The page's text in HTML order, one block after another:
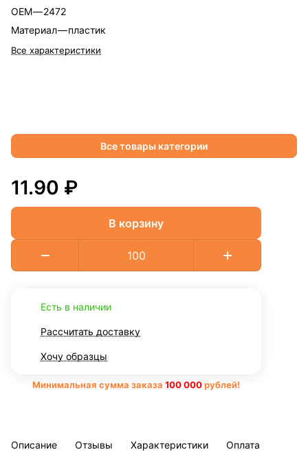
OEM—2472
Материал—пластик
Все характеристики
Все товары категории
11.90 ₽
В корзину
Есть в наличии
Рассчитать доставку
Хочу образцы
Минимальная сумма заказа 100 000рублей!
Описание Отзывы Характеристики Оплата